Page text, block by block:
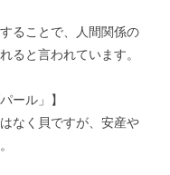
ることで、人間関係の
ると言われています。
ール」】
なく貝ですが、安産や